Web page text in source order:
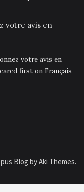
votre avis en
votre avis en
first on Français
Blog byAki Themes.